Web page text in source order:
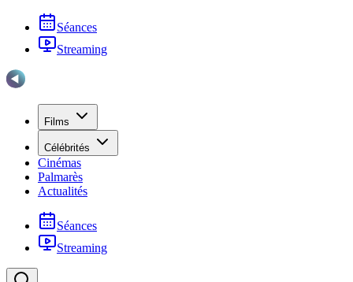
Séances
Streaming
Films
Célébrités
Cinémas
Palmarès
Actualités
Séances
Streaming